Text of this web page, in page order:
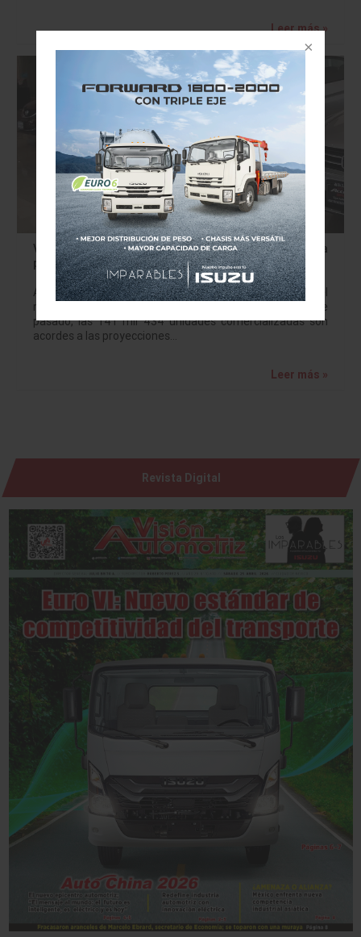
Leer más »
Ventas de autos en noviembre, acordes a
proyecciones: AMDA
Aun cuando las ventas de la industria automotriz en el
mercado local retrocedieron 8.5 por ciento en noviembre
pasado, las 141 mil 434 unidades comercializadas son
acordes a las proyecciones…
Leer más »
Revista Digital